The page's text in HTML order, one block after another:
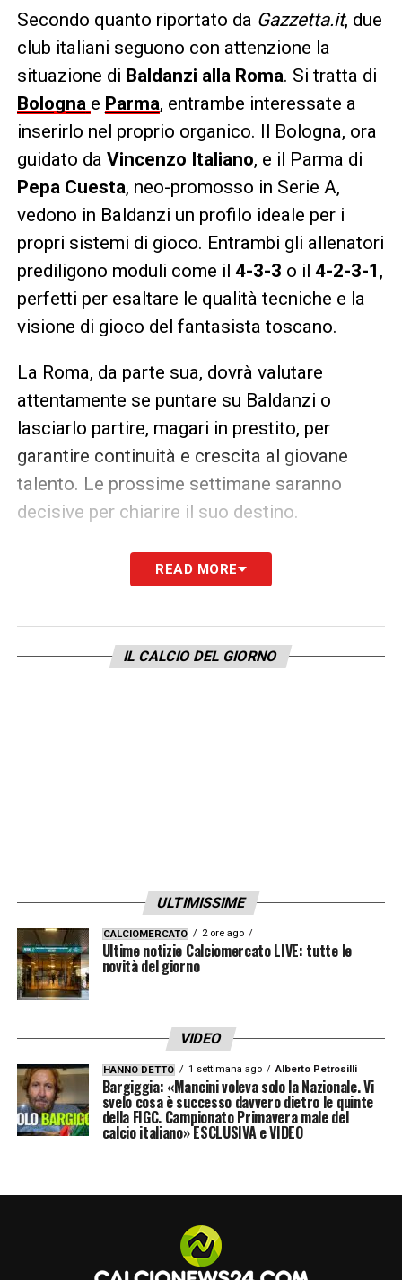
Secondo quanto riportato da Gazzetta.it, due
club italiani seguono con attenzione la
situazione di Baldanzi alla Roma. Si tratta di
Bologna e Parma, entrambe interessate a
inserirlo nel proprio organico. Il Bologna, ora
guidato da Vincenzo Italiano, e il Parma di
Pepa Cuesta, neo-promosso in Serie A,
vedono in Baldanzi un profilo ideale per i
propri sistemi di gioco. Entrambi gli allenatori
prediligono moduli come il 4-3-3 o il 4-2-3-1 ,
perfetti per esaltare le qualità tecniche e la
visione di gioco del fantasista toscano.
La Roma, da parte sua, dovrà valutare
attentamente se puntare su Baldanzi o
lasciarlo partire, magari in prestito, per
garantire continuità e crescita al giovane
talento. Le prossime settimane saranno
decisive per chiarire il suo destino.
calciomercato di Tommaso Baldanzi
quindi più aperto che mai, conBologna e
dei prospetti più promettenti del calcio
READ MORE
IL CALCIO DEL GIORNO
ULTIMISSIME
CALCIOMERCATO 2 ore ago
Ultime notizie Calciomercato LIVE: tutte le
novità del giorno
VIDEO
HANNO DETTO 1 settimana ago Alberto Petrosilli
Bargiggia: «Mancini voleva solo la Nazionale. Vi
svelo cosa è successo davvero dietro le quinte
della FIGC. Campionato Primavera male del
calcio italiano» ESCLUSIVA e VIDEO